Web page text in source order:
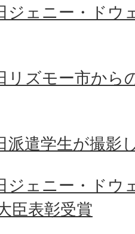
ジェニー・ドウ
リズモー市から
派遣学生が撮影
ジェニー・ドウ
臣表彰受賞